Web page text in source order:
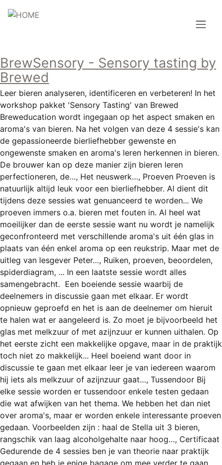
en
gaan
Topmenu
INLOGGEN
REGISTREREN
ADVERTEREN
MELDPUNT
PERS/PUBLICATIES
FACEBOOK
LINKS
Hoofdnavigatie
HOME
BLOG
AANBOD
AGENDA
CONTACT
BrewSensory - Sensory tasting by
Brewed
Leer bieren analyseren, identificeren en verbeteren! In het
workshop pakket 'Sensory Tasting' van Brewed
Breweducation wordt ingegaan op het aspect smaken en
aroma's van bieren. Na het volgen van deze 4 sessie's kan
de gepassioneerde bierliefhebber gewenste en
ongewenste smaken en aroma's leren herkennen in bieren.
De brouwer kan op deze manier zijn bieren leren
perfectioneren, de…, Het neuswerk…, Proeven Proeven is
natuurlijk altijd leuk voor een bierliefhebber. Al dient dit
tijdens deze sessies wat genuanceerd te worden... We
proeven immers o.a. bieren met fouten in. Al heel wat
moeilijker dan de eerste sessie want nu wordt je namelijk
geconfronteerd met verschillende aroma's uit één glas in
plaats van één enkel aroma op een reukstrip. Maar met de
uitleg van lesgever Peter…, Ruiken, proeven, beoordelen,
spiderdiagram, ... In een laatste sessie wordt alles
samengebracht. Een boeiende sessie waarbij de
deelnemers in discussie gaan met elkaar. Er wordt
opnieuw geproefd en het is aan de deelnemer om hieruit
te halen wat er aangeleerd is. Zo moet je bijvoorbeeld het
glas met melkzuur of met azijnzuur er kunnen uithalen. Op
het eerste zicht een makkelijke opgave, maar in de praktijk
toch niet zo makkelijk... Heel boeiend want door in
discussie te gaan met elkaar leer je van iedereen waarom
hij iets als melkzuur of azijnzuur gaat…, Tussendoor Bij
elke sessie worden er tussendoor enkele testen gedaan
die wat afwijken van het thema. We hebben het dan niet
over aroma's, maar er worden enkele interessante proeven
gedaan. Voorbeelden zijn : haal de Stella uit 3 bieren,
rangschik van laag alcoholgehalte naar hoog…, Certificaat
Gedurende de 4 sessies ben je van theorie naar praktijk
gegaan en heb je enige bagage om mee verder te gaan.